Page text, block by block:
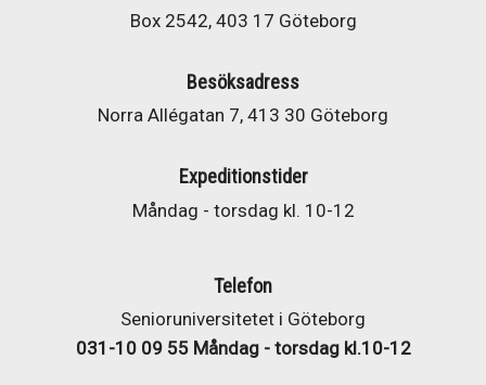
Box 2542, 403 17 Göteborg
Besöksadress
Norra Allégatan 7, 413 30 Göteborg
Expeditionstider
Måndag - torsdag kl. 10-12
Telefon
Senioruniversitetet i Göteborg
031-10 09 55 Måndag - torsdag kl.10-12